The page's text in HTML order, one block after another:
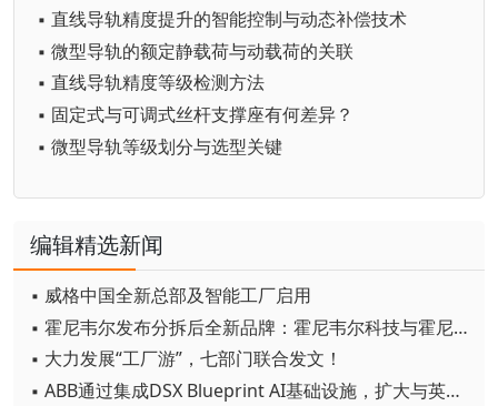
▪ 直线导轨精度提升的智能控制与动态补偿技术
▪ 微型导轨的额定静载荷与动载荷的关联
▪ 直线导轨精度等级检测方法
▪ 固定式与可调式丝杆支撑座有何差异？
▪ 微型导轨等级划分与选型关键
编辑精选新闻
▪ 威格中国全新总部及智能工厂启用
▪ 霍尼韦尔发布分拆后全新品牌：霍尼韦尔科技与霍尼韦尔航空航天
▪ 大力发展“工厂游”，七部门联合发文！
▪ ABB通过集成DSX Blueprint AI基础设施，扩大与英伟达的合作